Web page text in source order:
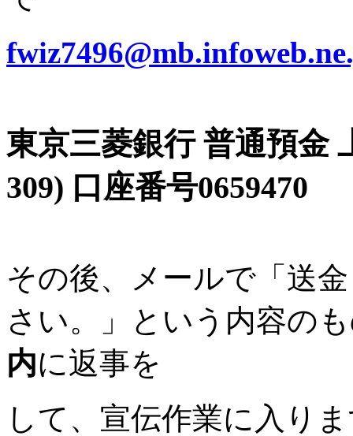
東京三菱銀行 普通預金
309) 口座番号0659470
その後、メールで「送
さい。」という内容の
内に返事を
して、宣伝作業に入り